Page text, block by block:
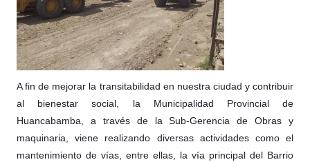
A fin de mejorar la transitabilidad en nuestra ciudad y contribuir
al bienestar social, la Municipalidad Provincial de
Huancabamba, a través de la Sub-Gerencia de Obras y
maquinaria, viene realizando diversas actividades como el
mantenimiento de vías, entre ellas, la vía principal del Barrio